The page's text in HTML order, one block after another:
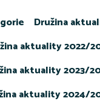
Družina
aktuality 2022/
aktuality 2023/
aktuality 2024/